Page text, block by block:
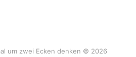
um zwei Ecken denken © 2026